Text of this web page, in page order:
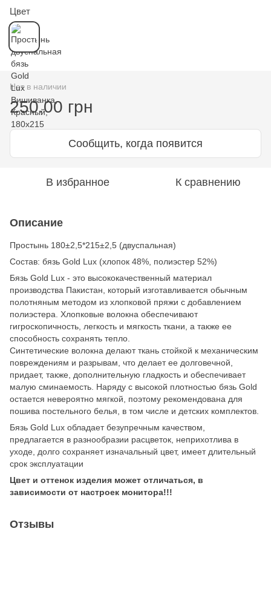
Цвет
Нет в наличии
250.00 грн
Сообщить, когда появится
В избранное К сравнению
Описание
Простынь 180±2,5*215±2,5 (двуспальная)
Состав: бязь Gold Lux (хлопок 48%, полиэстер 52%)
Бязь Gold Lux - это высококачественный материал
производства Пакистан, который изготавливается обычным
полотняным методом из хлопковой пряжи с добавлением
полиэстера. Хлопковые волокна обеспечивают
гигроскопичность, легкость и мягкость ткани, а также ее
способность сохранять тепло.
Синтетические волокна делают ткань стойкой к механическим
повреждениям и разрывам, что делает ее долговечной,
придает, также, дополнительную гладкость и обеспечивает
малую сминаемость. Наряду с высокой плотностью бязь Gold
остается невероятно мягкой, поэтому рекомендована для
пошива постельного белья, в том числе и детских комплектов.
Бязь Gold Lux обладает безупречным качеством,
предлагается в разнообразии расцветок, неприхотлива в
уходе, долго сохраняет изначальный цвет, имеет длительный
срок эксплуатации
Цвет и оттенок изделия может отличаться, в
зависимости от настроек монитора!!!
Отзывы